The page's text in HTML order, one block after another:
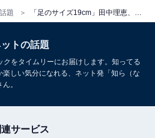
題 「足のサイズ19cm」田中理恵、衝撃の告白！ 「甥っ子2年生、姪っ子一年生にはもう抜かれました」
トの話題
クをタイムリーにお届けします。知ってる
しい気分になれる、ネット発「知ら（な
。
連サービス